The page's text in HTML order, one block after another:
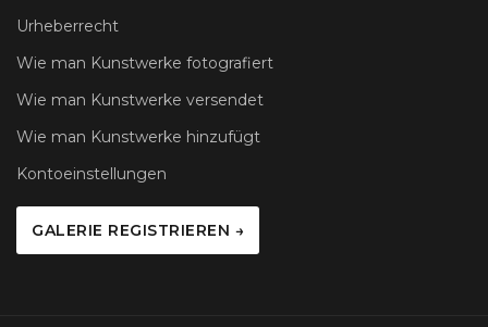
Urheberrecht
Wie man Kunstwerke fotografiert
Wie man Kunstwerke versendet
Wie man Kunstwerke hinzufügt
Kontoeinstellungen
GALERIE REGISTRIEREN →